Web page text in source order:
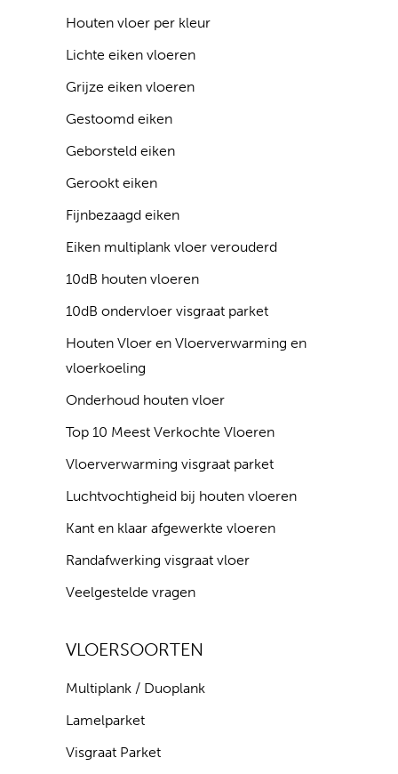
Houten vloer per kleur
Lichte eiken vloeren
Grijze eiken vloeren
Gestoomd eiken
Geborsteld eiken
Gerookt eiken
Fijnbezaagd eiken
Eiken multiplank vloer verouderd
10dB houten vloeren
10dB ondervloer visgraat parket
Houten Vloer en Vloerverwarming en
vloerkoeling
Onderhoud houten vloer
Top 10 Meest Verkochte Vloeren
Vloerverwarming visgraat parket
Luchtvochtigheid bij houten vloeren
Kant en klaar afgewerkte vloeren
Randafwerking visgraat vloer
Veelgestelde vragen
VLOERSOORTEN
Multiplank / Duoplank
Lamelparket
Visgraat Parket